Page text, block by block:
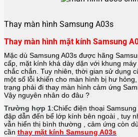
Thay màn hình Samsung A03s
Thay màn hình mặt kính Samsung
Mặc dù Samsung A03s được hãng
cấp, mặt kính khá dày dặn với khung
chắc chắn. Tuy nhiên, thời gian sử dụng
một số lỗi khiến cho màn hình bị hư
trạng phải đi thay màn hình cảm ứng
Vậy nguyên nhân do đâu ?
Trường hợp 1:Chiếc điện thoại Samsung
đập dẫn đến bể lớp kính bên ngoài , tuy
vẫn hiển thị bình thường , cảm ứng còn
cần thay mặt kính Samsung A03s